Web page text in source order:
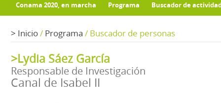
Conama 2020, en marcha Programa Buscador de
> Inicio/ Programa / Buscador de personas
>Lydia Sáez García
Responsable de Investigación
Canal de Isabel II